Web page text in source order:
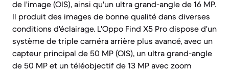
de l'image (OIS), ainsi qu'un ultra grand-angle de 16 MP.
Il produit des images de bonne qualité dans diverses
conditions d'éclairage. L'Oppo Find X5 Pro dispose d'un
système de triple caméra arrière plus avancé, avec un
capteur principal de 50 MP (OIS), un ultra grand-angle
de 50 MP et un téléobjectif de 13 MP avec zoom